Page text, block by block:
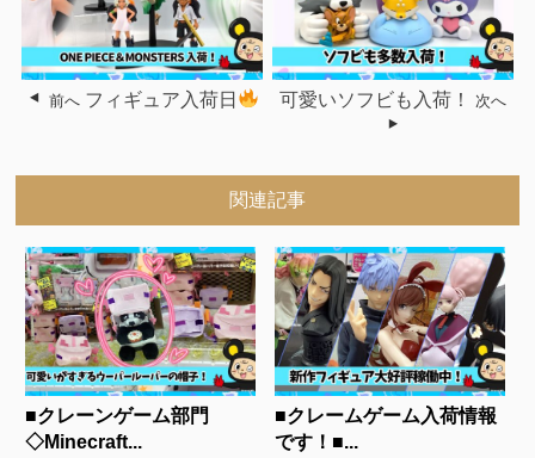
前へ フィギュア入荷日 可愛いソフビも入荷！ 次へ
関連記事
■クレーンゲーム部門
◇Minecraft...
■クレームゲーム入荷情報
です！■...